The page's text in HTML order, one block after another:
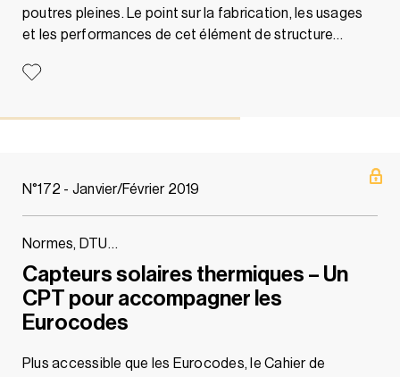
poutres pleines. Le point sur la fabrication, les usages
et les performances de cet élément de structure…
N°172 - Janvier/Février 2019
Normes, DTU…
Capteurs solaires thermiques – Un
CPT pour accompagner les
Eurocodes
Plus accessible que les Eurocodes, le Cahier de